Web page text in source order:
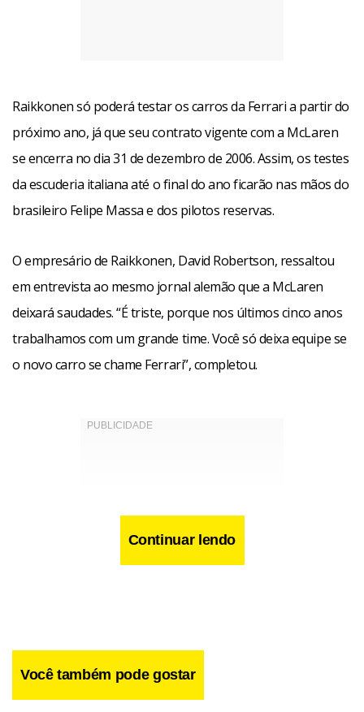
Raikkonen só poderá testar os carros da Ferrari a partir do
próximo ano, já que seu contrato vigente com a McLaren
se encerra no dia 31 de dezembro de 2006. Assim, os testes
da escuderia italiana até o final do ano ficarão nas mãos do
brasileiro Felipe Massa e dos pilotos reservas.
O empresário de Raikkonen, David Robertson, ressaltou
em entrevista ao mesmo jornal alemão que a McLaren
deixará saudades. “É triste, porque nos últimos cinco anos
trabalhamos com um grande time. Você só deixa equipe se
o novo carro se chame Ferrari”, completou.
Continuar lendo
Você também pode gostar